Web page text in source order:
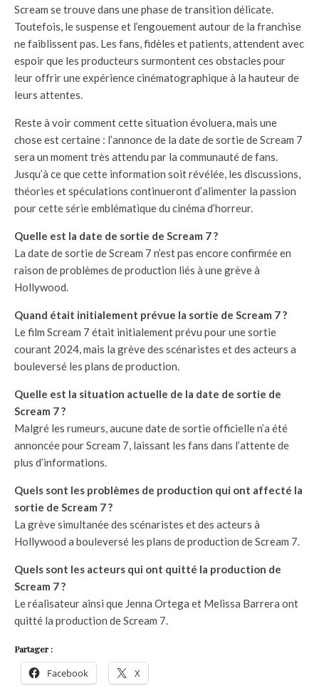
Scream se trouve dans une phase de transition délicate.
Toutefois, le suspense et l’engouement autour de la franchise
ne faiblissent pas. Les fans, fidèles et patients, attendent avec
espoir que les producteurs surmontent ces obstacles pour
leur offrir une expérience cinématographique à la hauteur de
leurs attentes.
Reste à voir comment cette situation évoluera, mais une
chose est certaine : l’annonce de la date de sortie de Scream 7
sera un moment très attendu par la communauté de fans.
Jusqu’à ce que cette information soit révélée, les discussions,
théories et spéculations continueront d’alimenter la passion
pour cette série emblématique du cinéma d’horreur.
Quelle est la date de sortie de Scream 7 ?
La date de sortie de Scream 7 n’est pas encore confirmée en
raison de problèmes de production liés à une grève à
Hollywood.
Quand était initialement prévue la sortie de Scream 7 ?
Le film Scream 7 était initialement prévu pour une sortie
courant 2024, mais la grève des scénaristes et des acteurs a
bouleversé les plans de production.
Quelle est la situation actuelle de la date de sortie de
Scream 7 ?
Malgré les rumeurs, aucune date de sortie officielle n’a été
annoncée pour Scream 7, laissant les fans dans l’attente de
plus d’informations.
Quels sont les problèmes de production qui ont affecté la
sortie de Scream 7 ?
La grève simultanée des scénaristes et des acteurs à
Hollywood a bouleversé les plans de production de Scream 7.
Quels sont les acteurs qui ont quitté la production de
Scream 7 ?
Le réalisateur ainsi que Jenna Ortega et Melissa Barrera ont
quitté la production de Scream 7.
Partager :
Facebook X